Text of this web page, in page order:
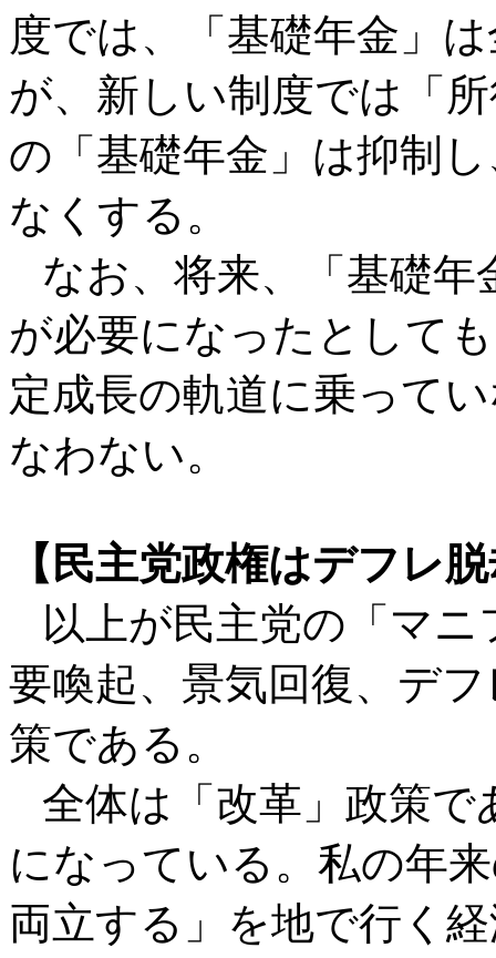
度では、「基礎年金」
が、新しい制度では「
の「基礎年金」は抑制
なくする。
なお、将来、「基礎年
が必要になったとして
定成長の軌道に乗って
なわない。
【民主党政権はデフレ
以上が民主党の「マニ
要喚起、景気回復、デ
策である。
全体は「改革」政策で
になっている。私の年
両立する」を地で行く